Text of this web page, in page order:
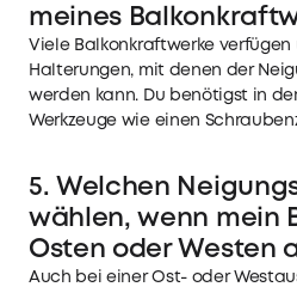
meines
Viele Balkonkraftwerke
Halterungen, mit denen der
werden kann. Du benötigst in
Werkzeuge wie einen
5. Welchen
wählen, wenn mein
Osten oder Westen
Auch bei einer Ost- oder